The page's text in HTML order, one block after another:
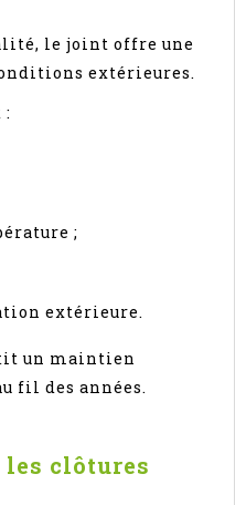
le joint offre une
extérieures.
;
extérieure.
un maintien
fil des années.
les clôtures